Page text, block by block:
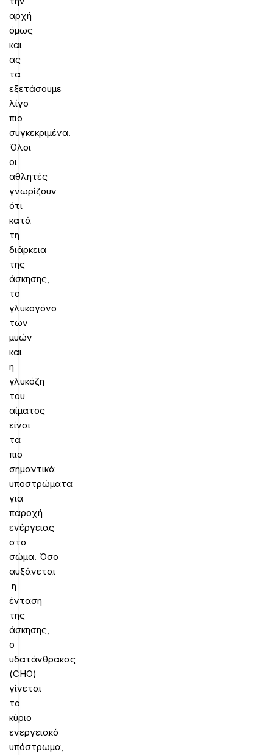
αρχή
όμως
και
ας
τα
εξετάσουμε
λίγο
πιο
συγκεκριμένα.
Όλοι
οι
αθλητές
γνωρίζουν
ότι
κατά
τη
διάρκεια
της
άσκησης,
το
γλυκογόνο
των
μυών
και
η
γλυκόζη
του
αίματος
είναι
τα
πιο
σημαντικά
υποστρώματα
για
παροχή
ενέργειας
στο
σώμα. Όσο
αυξάνεται
η
ένταση
της
άσκησης,
ο
υδατάνθρακας
(CHO)
γίνεται
το
κύριο
ενεργειακό
υπόστρωμα,